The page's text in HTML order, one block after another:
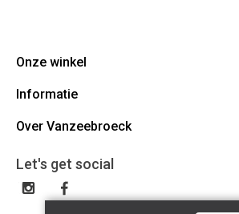
Onze winkel
Vanzeebroeck Motors
1600 Sint-Pieters-Leeuw
023316022
BE0425198510
Informatie
Bestelling annuleren
Algemene voorwaarden
Disclaimer
Over Vanzeebroeck
Cadeaubon
Verzenden & Retourneren
Let's get social